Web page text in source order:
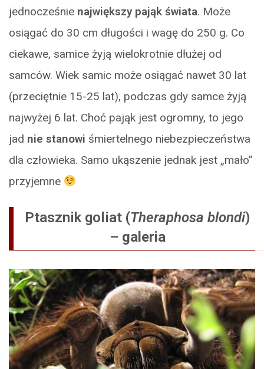
jednocześnie największy pająk świata. Może
osiągać do 30 cm długości i wagę do 250 g. Co
ciekawe, samice żyją wielokrotnie dłużej od
samców. Wiek samic może osiągać nawet 30 lat
(przeciętnie 15-25 lat), podczas gdy samce żyją
najwyżej 6 lat. Choć pająk jest ogromny, to jego
jad nie stanowi śmiertelnego niebezpieczeństwa
dla człowieka. Samo ukąszenie jednak jest „mało”
przyjemne
Ptasznik goliat (Theraphosa blondi)
– galeria